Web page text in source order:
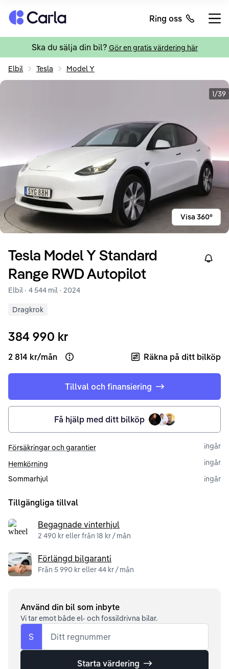
Tillbaka till startsidan Ring oss
Ska du sälja din bil? Gör en gratis värdering här
Elbil Tesla Model Y
1/39
Visa 360°
Tesla Model YStandard
Range RWD Autopilot
Right
Elbil · 4 544 mil · 2024
Dragkrok
384 990 kr
2 814 kr/mån Open loan example Räkna på ditt bilköp
Tillval och finansiering
Få hjälp med ditt bilköp
Försäkringar och garantier
ingår
Hemkörning
ingår
Sommarhjul
ingår
Tillgängliga tillval
Begagnade vinterhjul
2 490 kr eller från 18 kr / mån
Förlängd bilgaranti
Från 5 990 kr eller 44 kr / mån
Använd din bil som inbyte
Vi tar emot både el- och fossildrivna bilar.
S Ditt regnummer
Starta värdering